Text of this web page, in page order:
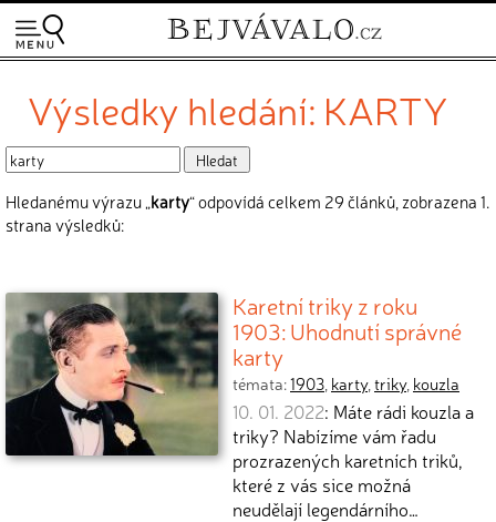
Výsledky hledání: KARTY
Hledanému výrazu „karty“ odpovídá celkem 29 článků, zobrazena 1.
strana výsledků:
Karetní triky z roku
1903: Uhodnutí správné
karty
témata:1903, karty,triky, kouzla
10. 01. 2022: Máte rádi kouzla a
triky? Nabízíme vám řadu
prozrazených karetních triků,
které z vás sice možná
neudělají legendárního…